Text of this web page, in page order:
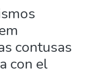
contusas
con el